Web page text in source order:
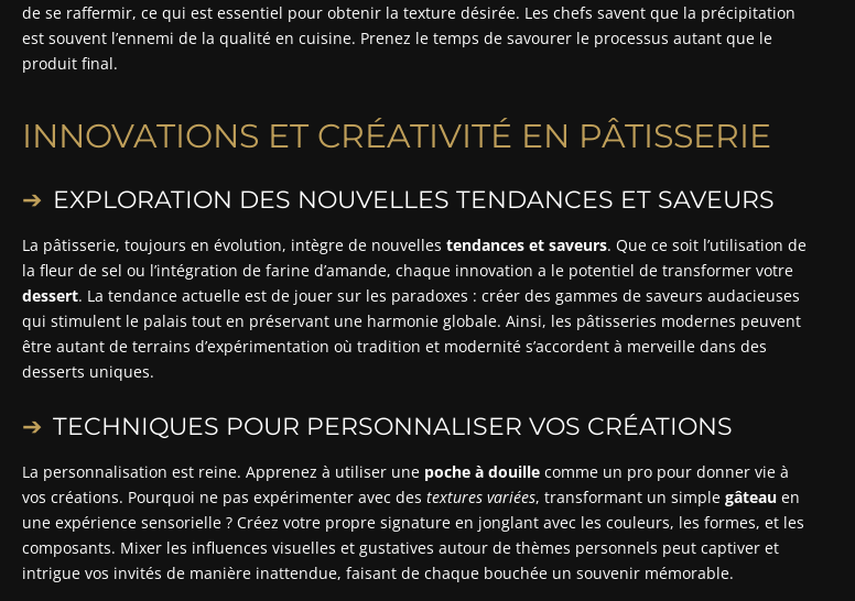
de se raffermir, ce qui est essentiel pour obtenir la texture désirée. Les chefs savent que la précipitation
est souvent l’ennemi de la qualité en cuisine. Prenez le temps de savourer le processus autant que le
produit final.
INNOVATIONS ET CRÉATIVITÉ EN PÂTISSERIE
EXPLORATION DES NOUVELLES TENDANCES ET SAVEURS
La pâtisserie, toujours en évolution, intègre de nouvelles tendances et saveurs. Que ce soit l’utilisation de
la fleur de sel ou l’intégration de farine d’amande, chaque innovation a le potentiel de transformer votre
dessert. La tendance actuelle est de jouer sur les paradoxes : créer des gammes de saveurs audacieuses
qui stimulent le palais tout en préservant une harmonie globale. Ainsi, les pâtisseries modernes peuvent
être autant de terrains d’expérimentation où tradition et modernité s’accordent à merveille dans des
desserts uniques.
TECHNIQUES POUR PERSONNALISER VOS CRÉATIONS
La personnalisation est reine. Apprenez à utiliser une poche à douille comme un pro pour donner vie à
vos créations. Pourquoi ne pas expérimenter avec des textures variées, transformant un simple gâteau en
une expérience sensorielle ? Créez votre propre signature en jonglant avec les couleurs, les formes, et les
composants. Mixer les influences visuelles et gustatives autour de thèmes personnels peut captiver et
intrigue vos invités de manière inattendue, faisant de chaque bouchée un souvenir mémorable.